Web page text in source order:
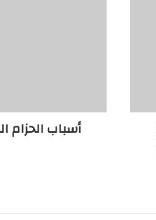
أسباب الحزام